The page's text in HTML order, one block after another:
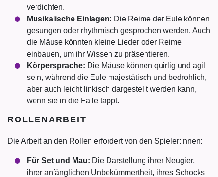
verdichten.
Musikalische Einlagen: Die Reime der Eule können
gesungen oder rhythmisch gesprochen werden. Auch
die Mäuse könnten kleine Lieder oder Reime
einbauen, um ihr Wissen zu präsentieren.
Körpersprache: Die Mäuse können quirlig und agil
sein, während die Eule majestätisch und bedrohlich,
aber auch leicht linkisch dargestellt werden kann,
wenn sie in die Falle tappt.
ROLLENARBEIT
Die Arbeit an den Rollen erfordert von den Spieler:innen:
Für Set und Mau: Die Darstellung ihrer Neugier,
ihrer anfänglichen Unbekümmertheit, ihres Schocks